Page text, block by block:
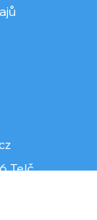
Telč